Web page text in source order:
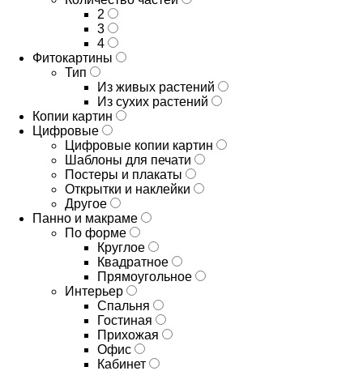
2
3
4
Фитокартины
Тип
Из живых растений
Из сухих растений
Копии картин
Цифровые
Цифровые копии картин
Шаблоны для печати
Постеры и плакаты
Открытки и наклейки
Другое
Панно и макраме
По форме
Круглое
Квадратное
Прямоугольное
Интерьер
Спальня
Гостиная
Прихожая
Офис
Кабинет